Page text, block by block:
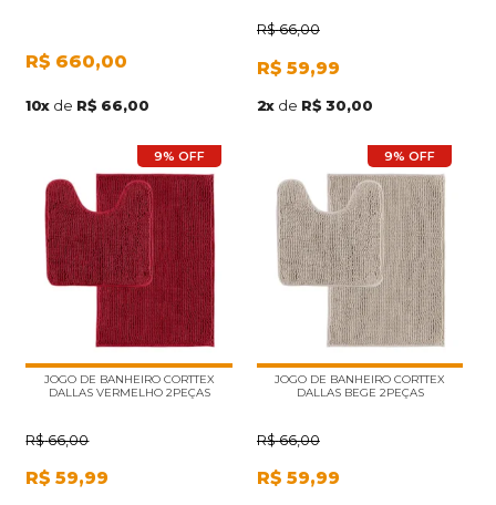
R$ 660,00
10x de R$ 66,00
R$ 66,00
R$ 59,99
2x de R$ 30,00
9% OFF
JOGO DE BANHEIRO CORTTEX
DALLAS VERMELHO 2PEÇAS
R$ 66,00
R$ 59,99
9% OFF
JOGO DE BANHEIRO CORTTEX
DALLAS BEGE 2PEÇAS
R$ 66,00
R$ 59,99